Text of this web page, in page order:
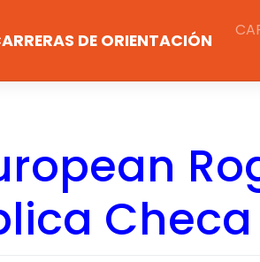
DE ORIENTACIÓN
Checa